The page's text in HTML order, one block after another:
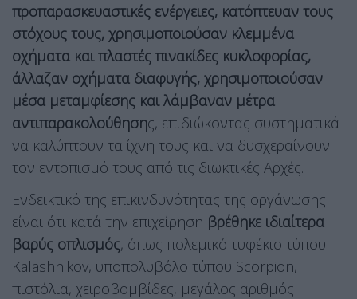
προπαρασκευαστικές ενέργειες, κατόπτευαν τους
στόχους τους, χρησιμοποιούσαν κλεμμένα
οχήματα και πλαστές πινακίδες κυκλοφορίας,
άλλαζαν οχήματα διαφυγής, χρησιμοποιούσαν
μέσα μεταμφίεσης και λάμβαναν μέτρα
αντιπαρακολούθησης, επιδιώκοντας συστηματικά
να καλύπτουν τα ίχνη τους και να δυσχεραίνουν
τον εντοπισμό τους από τις διωκτικές Αρχές.
Ενδεικτικό της επικινδυνότητας της οργάνωσης
είναι ότι κατά την επιχείρηση βρέθηκε ιδιαίτερα
βαρύς οπλισμός, όπως πολεμικό τυφέκιο τύπου
Kalashnikov, υποπολυβόλο τύπου Scorpion,
πιστόλια, χειροβομβίδες, μεγάλος αριθμός